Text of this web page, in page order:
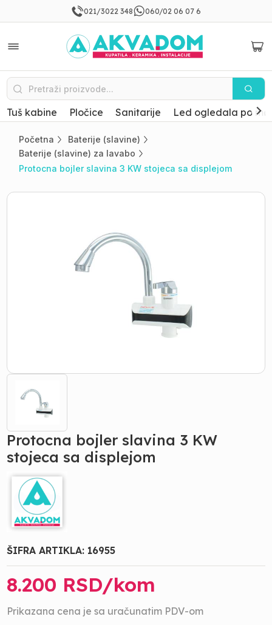
021/3022 348 060/02 06 07 6
Tuš kabine Pločice Sanitarije Led ogledala po
Početna
Baterije (slavine)
Baterije (slavine) za lavabo
Protocna bojler slavina 3 KW stojeca sa displejom
Protocna bojler slavina 3 KW
stojeca sa displejom
ŠIFRA ARTIKLA: 16955
8.200 RSD/kom
Prikazana cena je sa uračunatim PDV-om